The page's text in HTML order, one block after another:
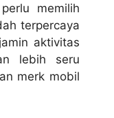
memilih
terpercaya
aktivitas
lebih seru
merk mobil